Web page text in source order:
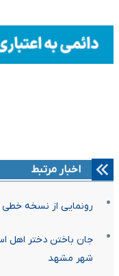
اخبار مرتبط
رونمایی از نسخه خطی کتاب
جان باختن دختر اهل
شهر مشهد